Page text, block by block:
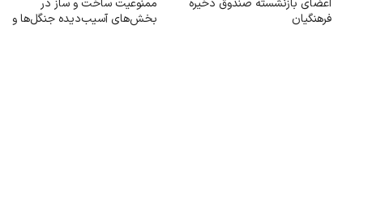
اعضای بازنشسته صندوق ذخیره
فرهنگیان
ممنوعیت ساخت و ساز در
بخش‌های آسیب‌دیده جنگل‌ها و